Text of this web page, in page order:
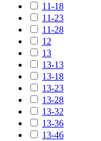
11-18
11-23
11-28
12
13
13-13
13-18
13-23
13-28
13-32
13-36
13-46